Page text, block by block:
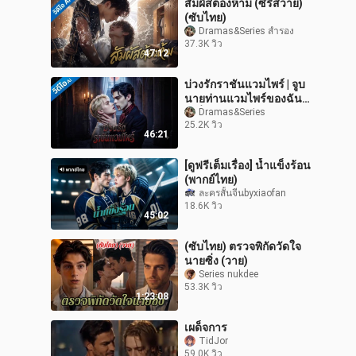
47:12
สัมผัสต้องห้าม (ซีรี่ส์วาย)
(ซับไทย)
Dramas&Series สำรอง
37.3K วิว
46:21
บ่วงรักราชันแวมไพร์ | จูบ
นายท่านแวมไพร์ของฉัน
(ซีรี่ส์วาย) (ซับไทย)
Dramas&Series
25.2K วิว
45:02
[ดูฟรีเต็มเรื่อง] น้ำแข็งร้อน
(พากย์ไทย)
ละครสั้นจีนbyxiaofan
18.6K วิว
1:23:08
(ซับไทย) ตรวจพิกัดวัดใจ
นายซิ่ง (วาย)
Series nukdee
53.3K วิว
เผด็จการ
TidJor